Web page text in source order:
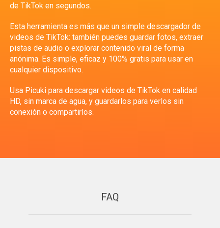
de TikTok en segundos.
Esta herramienta es más que un simple descargador de
videos de TikTok: también puedes guardar fotos, extraer
pistas de audio o explorar contenido viral de forma
anónima. Es simple, eficaz y 100% gratis para usar en
cualquier dispositivo.
Usa Picuki para descargar videos de TikTok en calidad
HD, sin marca de agua, y guardarlos para verlos sin
conexión o compartirlos.
FAQ